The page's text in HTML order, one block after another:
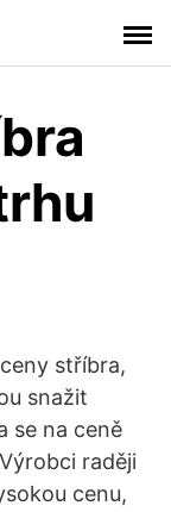
stříbra,
snažit
se na ceně
raději
cenu,